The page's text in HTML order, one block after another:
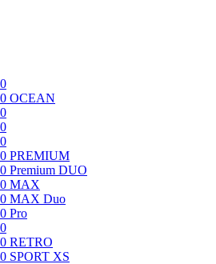
OCEAN
PREMIUM
Premium DUO
MAX
MAX Duo
Pro
RETRO
SPORT XS